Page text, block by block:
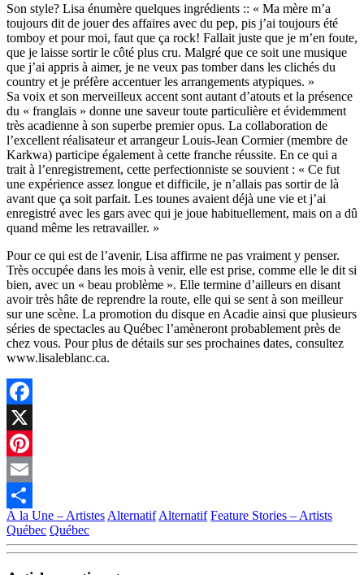
Son style? Lisa énumère quelques ingrédients :: « Ma mère m’a
toujours dit de jouer des affaires avec du pep, pis j’ai toujours été
tomboy et pour moi, faut que ça rock! Fallait juste que je m’en foute,
que je laisse sortir le côté plus cru. Malgré que ce soit une musique
que j’ai appris à aimer, je ne veux pas tomber dans les clichés du
country et je préfère accentuer les arrangements atypiques. »
Sa voix et son merveilleux accent sont autant d’atouts et la présence
du « franglais » donne une saveur toute particulière et évidemment
très acadienne à son superbe premier opus. La collaboration de
l’excellent réalisateur et arrangeur Louis-Jean Cormier (membre de
Karkwa) participe également à cette franche réussite. En ce qui a
trait à l’enregistrement, cette perfectionniste se souvient : « Ce fut
une expérience assez longue et difficile, je n’allais pas sortir de là
avant que ça soit parfait. Les tounes avaient déjà une vie et j’ai
enregistré avec les gars avec qui je joue habituellement, mais on a dû
quand même les retravailler. »
Pour ce qui est de l’avenir, Lisa affirme ne pas vraiment y penser.
Très occupée dans les mois à venir, elle est prise, comme elle le dit si
bien, avec un « beau problème ». Elle termine d’ailleurs en disant
avoir très hâte de reprendre la route, elle qui se sent à son meilleur
sur une scène. La promotion du disque en Acadie ainsi que plusieurs
séries de spectacles au Québec l’amèneront probablement près de
chez vous. Pour plus de détails sur ses prochaines dates, consultez
www.lisaleblanc.ca.
Facebook
X
Pinterest
Email
Partager
À la Une – Artistes Alternatif Alternatif Feature Stories – Artists
Québec Québec